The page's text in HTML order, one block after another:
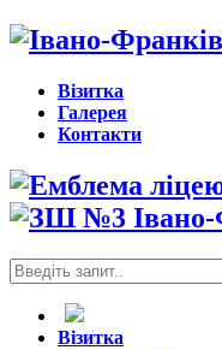
Візитка
Галерея
Контакти
Search
for:
Візитка